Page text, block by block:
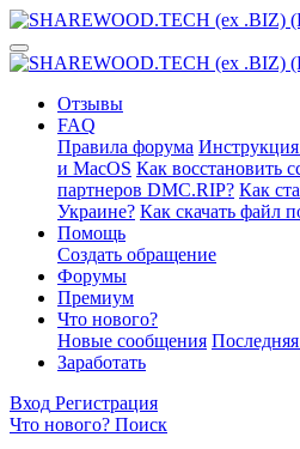
Отзывы
FAQ
Правила форума
и MacOS Как восстановить
партнеров DMC.RIP? Как
Украине? Как скачать файл
Помощь
Создать обращение
Форумы
Премиум
Что нового?
Новые сообщения
Заработать
Вход Регистрация
Что нового? Поиск